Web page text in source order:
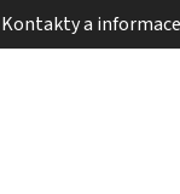
Kontakty a